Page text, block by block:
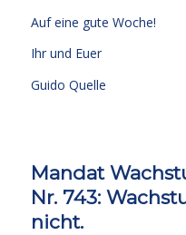
Auf eine gute Woche!
Ihr und Euer
Guido Quelle
Mandat
Nr. 743:
nicht.